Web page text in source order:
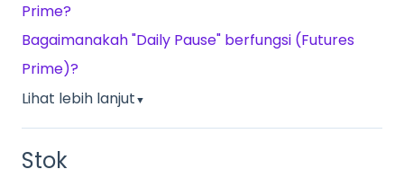
Prime?
Bagaimanakah "Daily Pause" berfungsi (Futures
Prime)?
Lihat lebih lanjut▼
Stok